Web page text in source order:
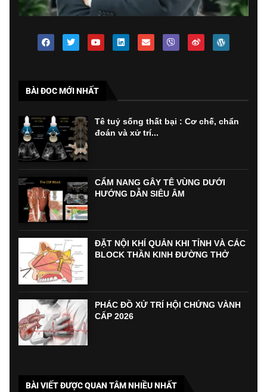
BÀI ĐOC MỚI NHẤT
Tê tuỷ sống thất bại : Cơ chế, chẩn
đoán và xử trí...
CẨM NANG GÂY TÊ VÙNG DƯỚI
HƯỚNG DẪN SIÊU ÂM
ĐẶT NỘI KHÍ QUẢN KHI TỈNH VÀ CÁC
BLOCK THẦN KINH ĐƯỜNG THỞ
PHÁC ĐỒ XỬ TRÍ HỘI CHỨNG VÀNH
CẤP 2026
BÀI VIẾT ĐƯỢC QUAN TÂM NHIỀU NHẤT